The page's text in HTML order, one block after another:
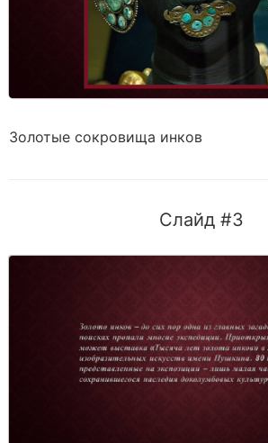
Золотые сокровища инков
Слайд #3